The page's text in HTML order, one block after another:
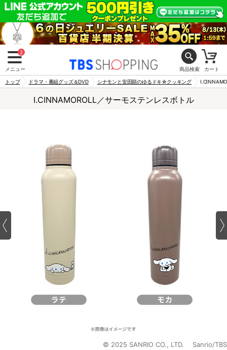
2
メニュー 商品検索 カート
トップ ドラマ・番組グッズ＆DVD シナモンと安田顕のゆるドキ☆クッキング
I.CINNAMOROLL／サーモステンレスボトル
© 2025 SANRIO CO., LTD. Sanrio/TBS